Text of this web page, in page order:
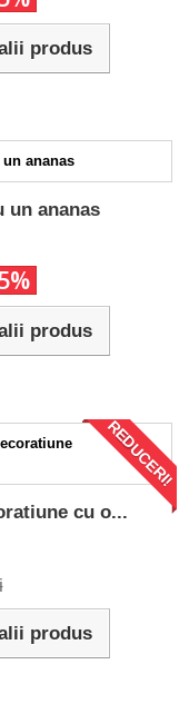
produs
un ananas
produs
REDUCERI!
cu o...
produs